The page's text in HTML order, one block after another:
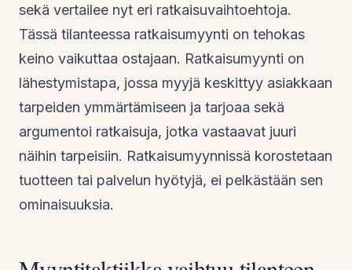
sekä vertailee nyt eri ratkaisuvaihtoehtoja.
Tässä tilanteessa ratkaisumyynti on tehokas
keino vaikuttaa ostajaan. Ratkaisumyynti on
lähestymistapa, jossa myyjä keskittyy asiakkaan
tarpeiden ymmärtämiseen ja tarjoaa sekä
argumentoi ratkaisuja, jotka vastaavat juuri
näihin tarpeisiin. Ratkaisumyynnissä korostetaan
tuotteen tai palvelun hyötyjä, ei pelkästään sen
ominaisuuksia.